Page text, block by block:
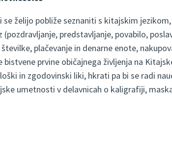
želijo pobliže seznaniti s kitajskim
predstavljanje, povabilo,
plačevanje in denarne enote,
prvine običajnega življenja na
in zgodovinski liki, hkrati pa bi se radi
umetnosti v delavnicah o kaligrafiji,